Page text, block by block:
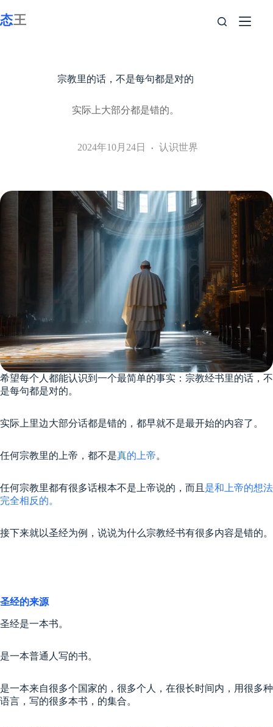
至
宗教里的话，不是每句都是对的
实际上大部分都是错的。
2024年10月24日 认识世界
希望每个人都能认识到一个最简单的事实：宗教经书里的话，不
是每句都是对的。
实际上里边大部分话都是错的，都早就不是最开始的内容了。
任何宗教里的上帝，都不是真的上帝。
任何宗教里都有很多话根本不是上帝说的，而且 是和上帝的想法
完全相反的。
接下来就以圣经为例，说说为什么宗教经书有很多内容是错的。
圣经的来源
圣经是一本书。
是一本普通人写的书。
是一本来自很多个国家的，很多个人，在很长时间内，用很多种
语言，写的很多本书，的集合。